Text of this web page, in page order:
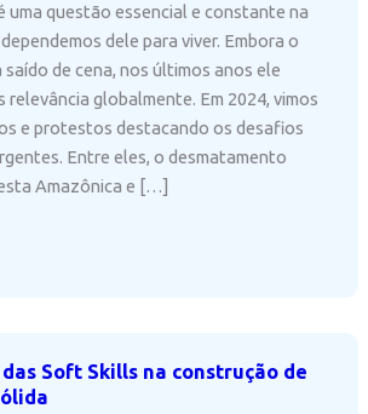
uma questão essencial e constante na
dele para viver. Embora o
de cena, nos últimos anos ele
relevância globalmente. Em 2024, vimos
e protestos destacando os desafios
Entre eles, o desmatamento
Amazônica e […]
Soft Skills na construção de